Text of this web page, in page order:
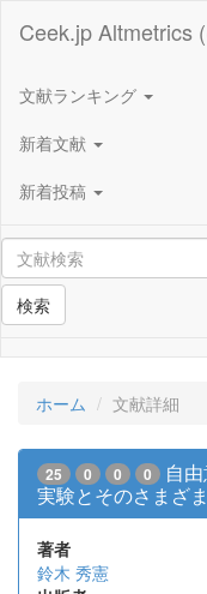
Ceek.jp Altmetrics
文献ランキング
新着文献
新着投稿
検索
ホーム 文献詳細
25 0 0 0
自
実験とそのさまざ
著者
鈴木 秀憲